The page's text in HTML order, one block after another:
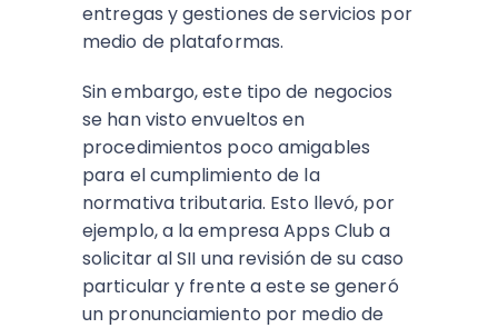
entregas y gestiones de servicios por
medio de plataformas.
Sin embargo, este tipo de negocios
se han visto envueltos en
procedimientos poco amigables
para el cumplimiento de la
normativa tributaria. Esto llevó, por
ejemplo, a la empresa Apps Club a
solicitar al SII una revisión de su caso
particular y frente a este se generó
un pronunciamiento por medio de